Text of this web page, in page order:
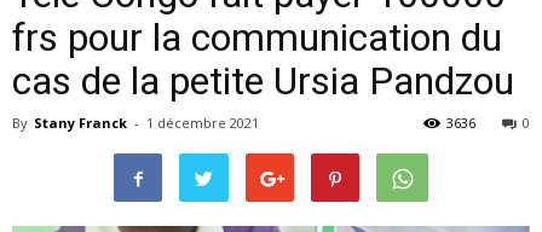
frs pour la communication du
cas de la petite Ursia Pandzou
By Stany Franck - 1 décembre 2021 0
3636